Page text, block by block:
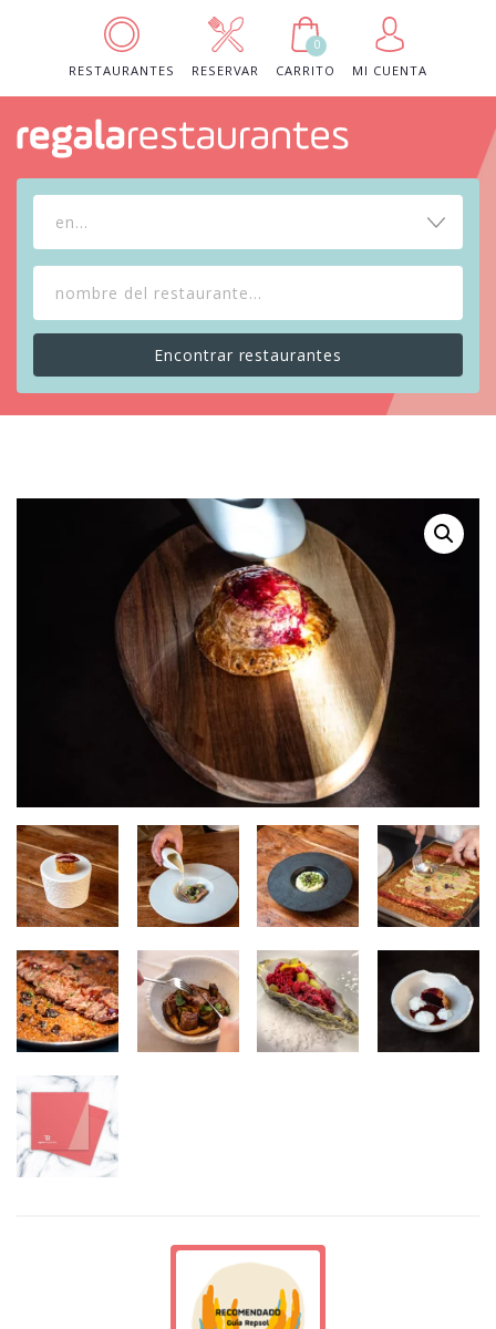
RESTAURANTES RESERVAR
0
CARRITO
MI CUENTA
en...